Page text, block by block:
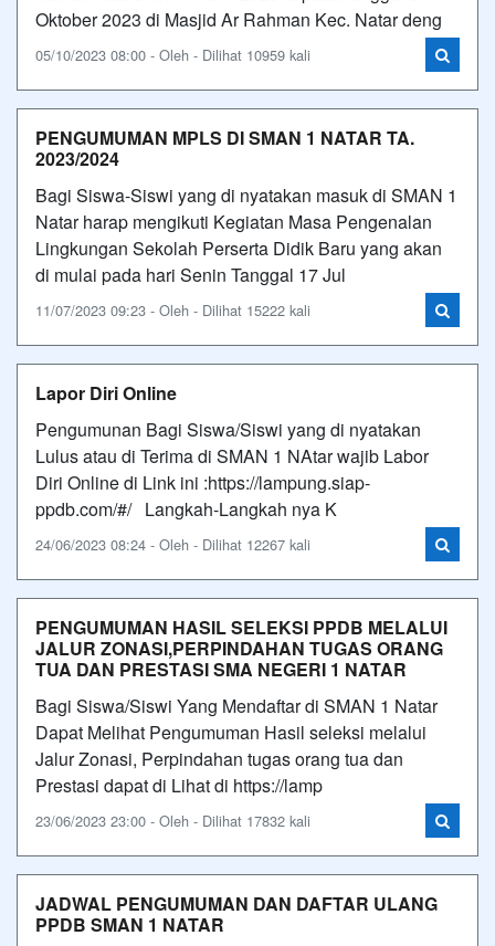
Oktober 2023 di Masjid Ar Rahman Kec. Natar deng
05/10/2023 08:00 - Oleh - Dilihat 10959 kali
PENGUMUMAN MPLS DI SMAN 1 NATAR TA.
2023/2024
Bagi Siswa-Siswi yang di nyatakan masuk di SMAN 1
Natar harap mengikuti Kegiatan Masa Pengenalan
Lingkungan Sekolah Perserta Didik Baru yang akan
di mulai pada hari Senin Tanggal 17 Jul
11/07/2023 09:23 - Oleh - Dilihat 15222 kali
Lapor Diri Online
Pengumunan Bagi Siswa/Siswi yang di nyatakan
Lulus atau di Terima di SMAN 1 NAtar wajib Labor
Diri Online di Link ini :https://lampung.siap-
ppdb.com/#/ Langkah-Langkah nya K
24/06/2023 08:24 - Oleh - Dilihat 12267 kali
PENGUMUMAN HASIL SELEKSI PPDB MELALUI
JALUR ZONASI,PERPINDAHAN TUGAS ORANG
TUA DAN PRESTASI SMA NEGERI 1 NATAR
Bagi Siswa/Siswi Yang Mendaftar di SMAN 1 Natar
Dapat Melihat Pengumuman Hasil seleksi melalui
Jalur Zonasi, Perpindahan tugas orang tua dan
Prestasi dapat di Lihat di https://lamp
23/06/2023 23:00 - Oleh - Dilihat 17832 kali
JADWAL PENGUMUMAN DAN DAFTAR ULANG
PPDB SMAN 1 NATAR